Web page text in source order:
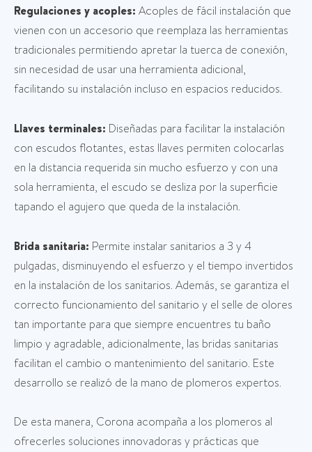
Regulaciones y acoples: Acoples de fácil instalación que
vienen con un accesorio que reemplaza las herramientas
tradicionales permitiendo apretar la tuerca de conexión,
sin necesidad de usar una herramienta adicional,
facilitando su instalación incluso en espacios reducidos.
Llaves terminales: Diseñadas para facilitar la instalación
con escudos flotantes, estas llaves permiten colocarlas
en la distancia requerida sin mucho esfuerzo y con una
sola herramienta, el escudo se desliza por la superficie
tapando el agujero que queda de la instalación.
Brida sanitaria: Permite instalar sanitarios a 3 y 4
pulgadas, disminuyendo el esfuerzo y el tiempo invertidos
en la instalación de los sanitarios. Además, se garantiza el
correcto funcionamiento del sanitario y el selle de olores
tan importante para que siempre encuentres tu baño
limpio y agradable, adicionalmente, las bridas sanitarias
facilitan el cambio o mantenimiento del sanitario. Este
desarrollo se realizó de la mano de plomeros expertos.
De esta manera, Corona acompaña a los plomeros al
ofrecerles soluciones innovadoras y prácticas que